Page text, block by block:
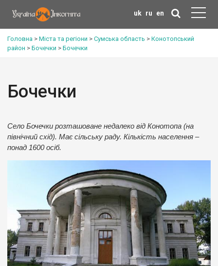
uk ru en
Головна > Міста та регіони > Сумська область > Конотопський
район > Бочечки > Бочечки
Бочечки
Село Бочечки розташоване недалеко від Конотопа (на
північний схід). Має сільську раду. Кількість населення –
понад 1600 осіб.